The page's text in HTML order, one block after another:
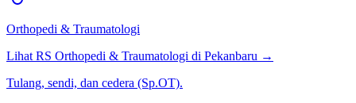
Orthopedi & Traumatologi
Lihat RS Orthopedi & Traumatologi di Pekanbaru →
Tulang, sendi, dan cedera (Sp.OT).